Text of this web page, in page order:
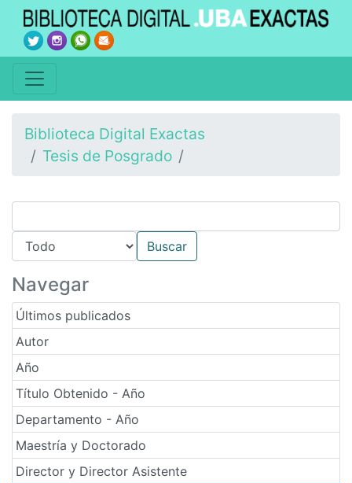
Biblioteca Digital Exactas
Tesis de Posgrado
Navegar
Últimos publicados
Autor
Año
Título Obtenido - Año
Departamento - Año
Maestría y Doctorado
Director y Director Asistente